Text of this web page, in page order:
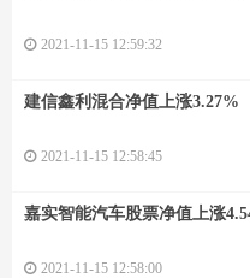
2021-11-15 12:59:32
建信鑫利混合净值上涨3.27%
2021-11-15 12:58:45
嘉实智能汽车股票净值上涨
2021-11-15 12:58:00